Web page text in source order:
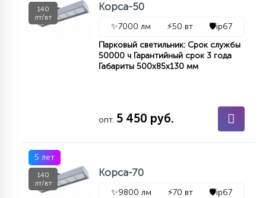
140
лт/вт
Корса-50
✨7000 лм ⚡50 вт 🛡️ip67
Парковый светильник: Срок службы
50000 ч Гарантийный срок 3 года
Габариты 500х85х130 мм
опт. 5 450 руб.
5 лет
140
лт/вт
Корса-70
✨9800 лм ⚡70 вт 🛡️ip67